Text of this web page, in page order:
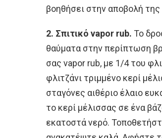
βοηθήσει στην αποβολή της
2. Σπιτικό vapor rub. Το
θαύματα στην περίπτωση
σας vapor rub, με 1/4 του
φλιτζάνι τριμμένο κερί
σταγόνες αιθέριο έλαιο
το κερί μέλισσας σε ένα
εκατοστά νερό.